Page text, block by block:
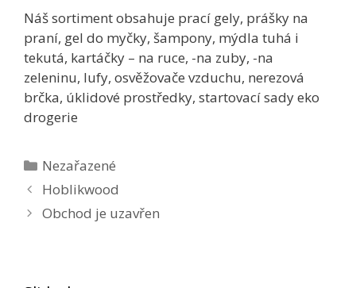
Náš sortiment obsahuje prací gely, prášky na
praní, gel do myčky, šampony, mýdla tuhá i
tekutá, kartáčky – na ruce, -na zuby, -na
zeleninu, lufy, osvěžovače vzduchu, nerezová
brčka, úklidové prostředky, startovací sady eko
drogerie
Rubriky
Nezařazené
Hoblikwood
Obchod je uzavřen